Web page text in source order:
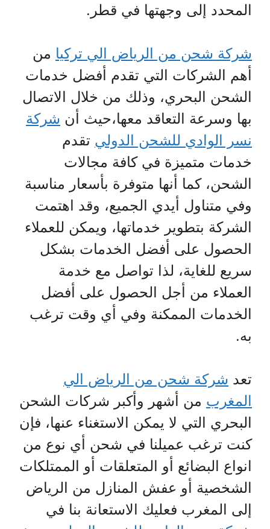
المحدد إلى وجهتها في قطر.
شركة شحن من الرياض الي تركيا من
أهم الشركات التي تقدم أفضل خدمات
الشحن البحري، وذلك من خلال الاتصال
بها وسرعة التعاقد معها،حيث أن شركة
نسر الوادي للشحن الدولي تقدم
خدمات متميزة في كافة مجالات
الشحن، كما أنها متوفرة بأسعار مناسبة
وفي متناول أيدي الجميع، وقد اهتمت
الشركة بتطوير خدماتها، ويمكن للعملاء
الحصول على أفضل الخدمات بشكل
سريع للغاية، لذا تواصل مع خدمة
العملاء من أجل الحصول على أفضل
الخدمات الممكنة وفي أي وقت ترغب
به.
تعد شركة شحن من الرياض الي
المغرب من أشهر وأكبر شركات الشحن
البحري التي لا يمكن الاستغناء عنها، فإن
كنت ترغب عميلنا في شحن أي نوع من
انواع البضائع أو المتعلقات أو الممتلكات
الشخصية أو عفش المنازل من الرياض
إلى المغرب فعليك الاستعانة بنا في